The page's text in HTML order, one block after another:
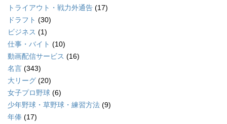
トライアウト・戦力外通告 (17)
ドラフト (30)
ビジネス (1)
仕事・バイト (10)
動画配信サービス (16)
名言 (343)
大リーグ (20)
女子プロ野球 (6)
少年野球・草野球・練習方法 (9)
年俸 (17)